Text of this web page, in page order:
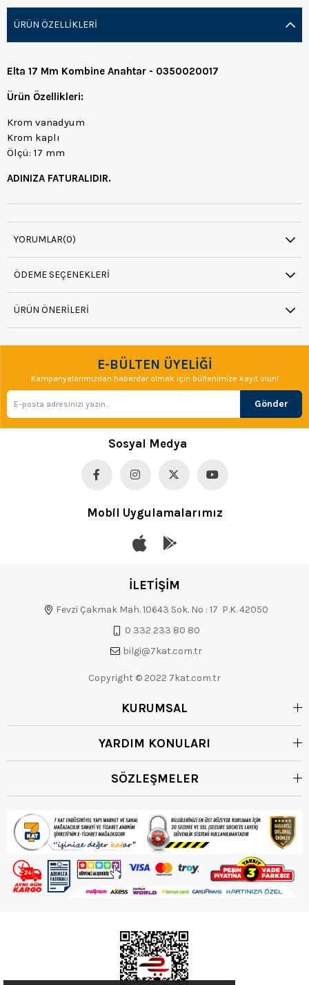
ÜRÜN ÖZELLIKLERI
Elta 17 Mm Kombine Anahtar - 0350020017
Ürün Özellikleri:
Krom vanadyum
Krom kaplı
Ölçü: 17 mm
ADINIZA FATURALIDIR.
YORUMLAR(0)
ÖDEME SEÇENEKLERI
ÜRÜN ÖNERILERI
E-BÜLTEN ÜYELİĞİ
Kampanyalarımızdan haberdar olmak için bültenimize kayıt olun!
Gönder
Sosyal Medya
Mobil Uygulamalarımız
İLETİŞİM
Fevzi Çakmak Mah. 10643 Sok. No : 17 P.K. 42050
0 332 233 80 80
bilgi@7kat.com.tr
Copyright © 2022 7kat.com.tr
KURUMSAL
YARDIM KONULARI
SÖZLEŞMELER